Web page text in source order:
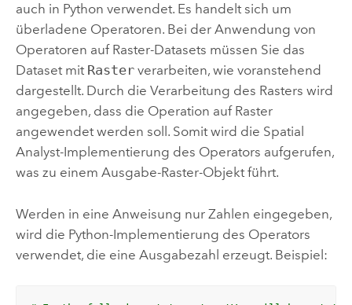
auch in Python verwendet. Es handelt sich um
überladene Operatoren. Bei der Anwendung von
Operatoren auf Raster-Datasets müssen Sie das
Dataset mit Rasterverarbeiten, wie voranstehend
dargestellt. Durch die Verarbeitung des Rasters wird
angegeben, dass die Operation auf Raster
angewendet werden soll. Somit wird die Spatial
Analyst-Implementierung des Operators aufgerufen,
was zu einem Ausgabe-Raster-Objekt führt.
Werden in eine Anweisung nur Zahlen eingegeben,
wird die Python-Implementierung des Operators
verwendet, die eine Ausgabezahl erzeugt. Beispiel: